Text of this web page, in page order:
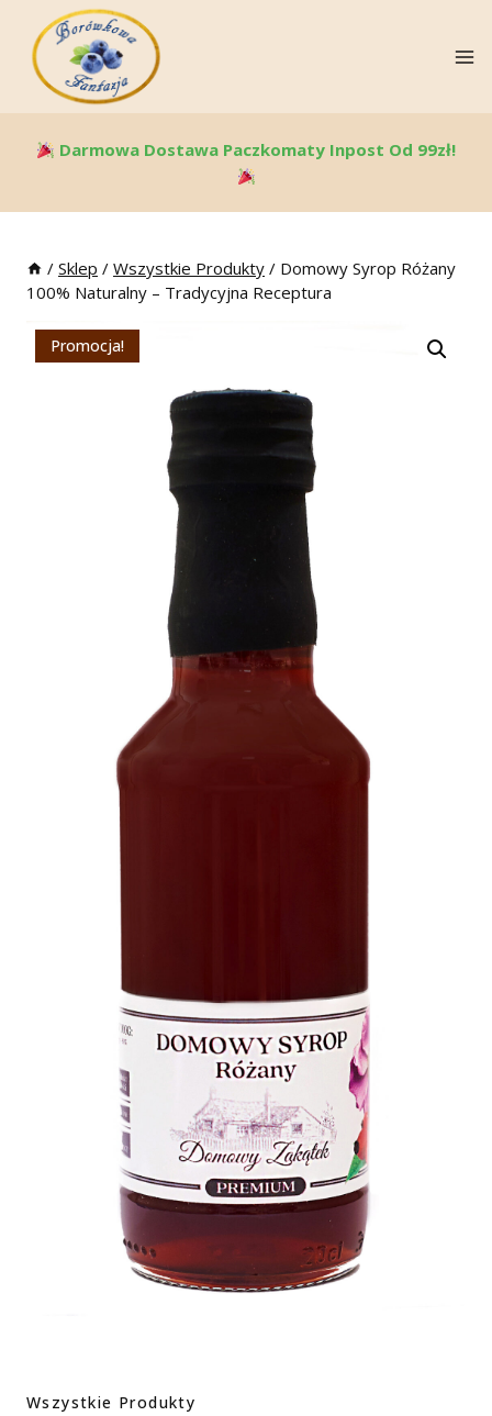
Content
Darmowa Dostawa Paczkomaty Inpost Od 99zł!
/ Sklep / Wszystkie Produkty / Domowy Syrop Różany
100% Naturalny – Tradycyjna Receptura
Promocja!
Wszystkie Produkty